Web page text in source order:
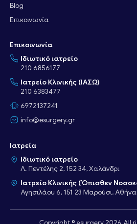
Blog
Επικοινωνία
Επικοινωνία
Ιδιωτικό ιατρείο
210 6856177
Ιατρείο Κλινικής (ΙΑΣΩ)
210 6383477
6972137241
info@esurgery.gr
Ιατρεία
Ιδιωτικό ιατρείο
Λ. Πεντέλης 2, 152 34, Χαλάνδρι
Ιατρείο Κλινικής (Όπισθεν
Αγησιλάου 6, 151 23 Μαρούσι, Αθήνα